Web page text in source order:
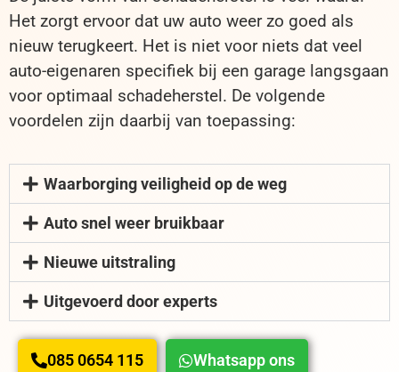
Het zorgt ervoor dat uw auto weer zo goed als
nieuw terugkeert. Het is niet voor niets dat veel
auto-eigenaren specifiek bij een garage langsgaan
voor optimaal schadeherstel. De volgende
voordelen zijn daarbij van toepassing:
Waarborging veiligheid op de weg
Auto snel weer bruikbaar
Nieuwe uitstraling
Uitgevoerd door experts
085 0654 115 Whatsapp ons